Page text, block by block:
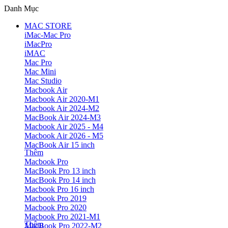
Danh Mục
MAC STORE
iMac-Mac Pro
iMacPro
iMAC
Mac Pro
Mac Mini
Mac Studio
Macbook Air
Macbook Air 2020-M1
Macbook Air 2024-M2
MacBook Air 2024-M3
Macbook Air 2025 - M4
Macbook Air 2026 - M5
MacBook Air 15 inch
Thêm
Macbook Pro
MacBook Pro 13 inch
MacBook Pro 14 inch
Macbook Pro 16 inch
Macbook Pro 2019
Macbook Pro 2020
Macbook Pro 2021-M1
MacBook Pro 2022-M2
Thêm